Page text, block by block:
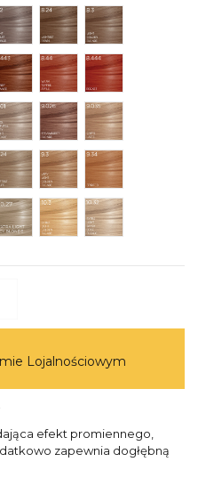
Light Blonde
Cappuccino
8.2 Light Violet Blonde
8.24 Lightest Fawn
8.3 Light
Blonde
Copper Golden Blonde
8.443 Honey Orange
8.44 Warm Toffee Apple
8.444 Rocket
Blonde
Light Blonde
9.01 Cool Natural Very Light
9.026 Strawberry
9.035 Caffe
Blonde.
Light Pearl Beige Blonde
9.24 Softest Taupe
9.3 Very Light Golden
9.34 Spirited
Pearl Blonde
Light Cool Ash Blonde
10.27 EXTRA LIGHT ICY BLONDE
10.3 Extra Light Golden
10.32 Extra
Lojalnościowym
efekt promiennego,
zapewnia dogłębną